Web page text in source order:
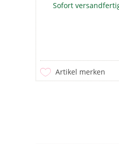
Sofort
Artikel merken